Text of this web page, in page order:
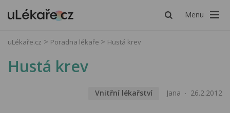
Menu
uLékaře.cz Poradna lékaře Hustá krev
Hustá krev
Vnitřní lékařství Jana 26.2.2012